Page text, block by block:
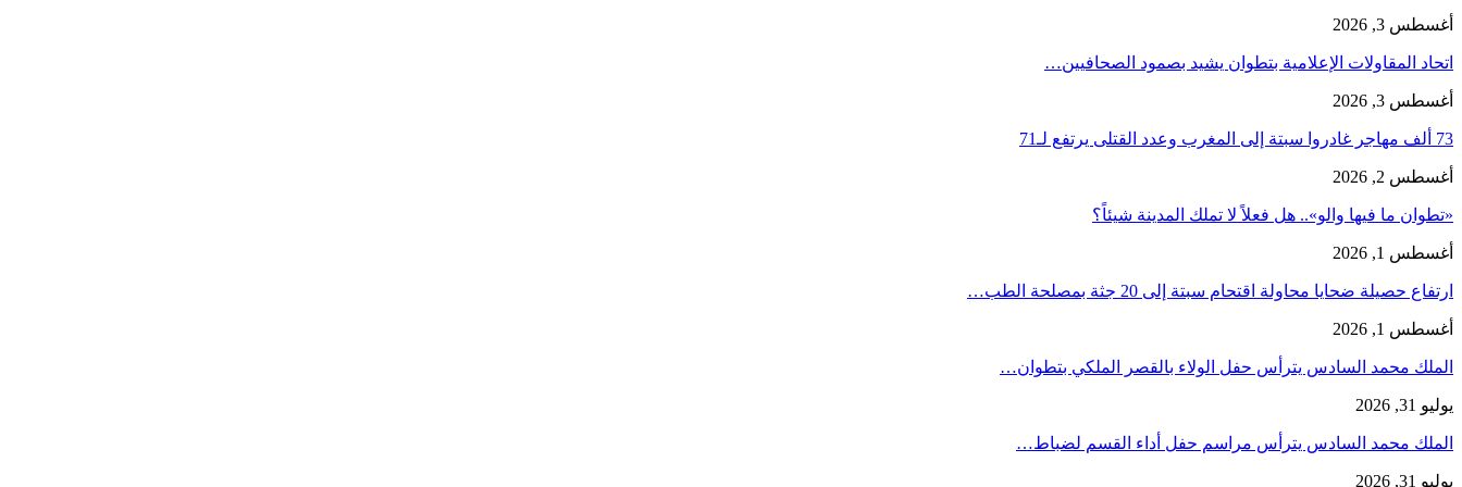
أغسطس 3, 2026
اتحاد المقاولات الإعلامية بتطوان يشيد بصمود الصحافيين…
أغسطس 3, 2026
73 ألف مهاجر غادروا سبتة إلى المغرب وعدد القتلى يرتفع لـ71
أغسطس 2, 2026
«تطوان ما فيها والو».. هل فعلاً لا تملك المدينة شيئاً؟
أغسطس 1, 2026
ارتفاع حصيلة ضحايا محاولة اقتحام سبتة إلى 20 جثة بمصلحة الطب…
أغسطس 1, 2026
الملك محمد السادس يترأس حفل الولاء بالقصر الملكي بتطوان…
يوليو 31, 2026
الملك محمد السادس يترأس مراسم حفل أداء القسم لضباط…
يوليو 31, 2026